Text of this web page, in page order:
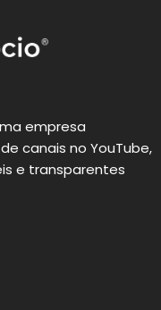
empresa
canais no YouTube,
e transparentes